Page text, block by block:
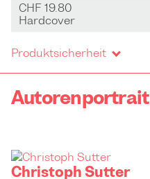
CHF 19.80
Hardcover
Produktsicherheit
Autorenportrait
Christoph Sutter